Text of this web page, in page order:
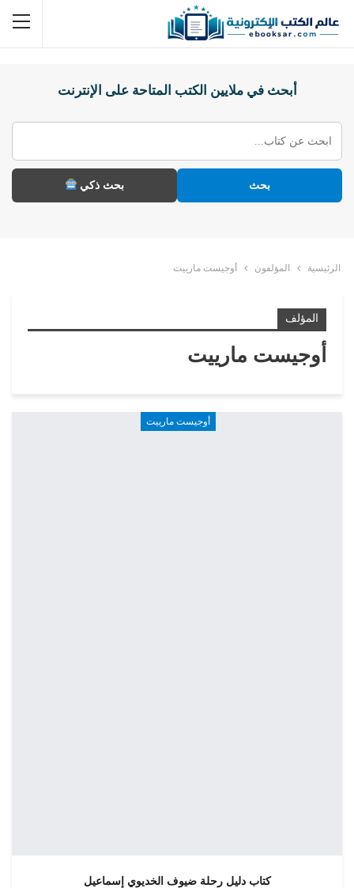
أبحث في ملايين الكتب المتاحة على الإنترنت
بحث بحث ذكي
الرئيسية المؤلفون أوجيست مارييت
المؤلف
أوجيست مارييت
أوجيست مارييت
كتاب دليل رحلة ضيوف الخديوي إسماعيل